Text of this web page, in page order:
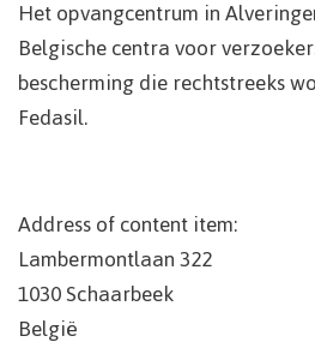
Het opvangcentrum in
Belgische centra voor
bescherming die rechtstreeks
Fedasil.
Address of content item:
Lambermontlaan 322
1030Schaarbeek
België